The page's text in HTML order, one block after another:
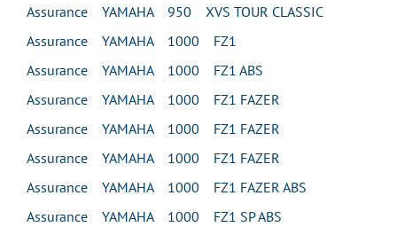
Assurance YAMAHA 950 XVS TOUR CLASSIC
Assurance YAMAHA 1000 FZ1
Assurance YAMAHA 1000 FZ1 ABS
Assurance YAMAHA 1000 FZ1 FAZER
Assurance YAMAHA 1000 FZ1 FAZER
Assurance YAMAHA 1000 FZ1 FAZER
Assurance YAMAHA 1000 FZ1 FAZER ABS
Assurance YAMAHA 1000 FZ1 SP ABS